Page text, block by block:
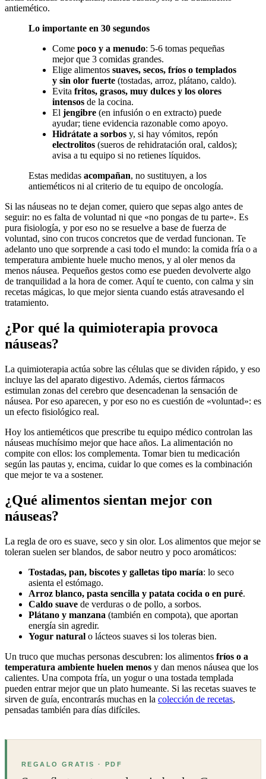
antiemético.
Lo importante en 30 segundos
Come poco y a menudo: 5-6 tomas pequeñas
mejor que 3 comidas grandes.
Elige alimentos suaves, secos, fríos o templados
y sin olor fuerte (tostadas, arroz, plátano, caldo).
Evita fritos, grasos, muy dulces y los olores
intensos de la cocina.
El jengibre (en infusión o en extracto) puede
ayudar; tiene evidencia razonable como apoyo.
Hidrátate a sorbos y, si hay vómitos, repón
electrolitos (sueros de rehidratación oral, caldos);
avisa a tu equipo si no retienes líquidos.
Estas medidas acompañan, no sustituyen, a los
antieméticos ni al criterio de tu equipo de oncología.
Si las náuseas no te dejan comer, quiero que sepas algo antes de
seguir: no es falta de voluntad ni que «no pongas de tu parte». Es
pura fisiología, y por eso no se resuelve a base de fuerza de
voluntad, sino con trucos concretos que de verdad funcionan. Te
adelanto uno que sorprende a casi todo el mundo: la comida fría o a
temperatura ambiente huele mucho menos, y al oler menos da
menos náusea. Pequeños gestos como ese pueden devolverte algo
de tranquilidad a la hora de comer. Aquí te cuento, con calma y sin
recetas mágicas, lo que mejor sienta cuando estás atravesando el
tratamiento.
¿Por qué la quimioterapia provoca
náuseas?
La quimioterapia actúa sobre las células que se dividen rápido, y eso
incluye las del aparato digestivo. Además, ciertos fármacos
estimulan zonas del cerebro que desencadenan la sensación de
náusea. Por eso aparecen, y por eso no es cuestión de «voluntad»: es
un efecto fisiológico real.
Hoy los antieméticos que prescribe tu equipo médico controlan las
náuseas muchísimo mejor que hace años. La alimentación no
compite con ellos: los complementa. Tomar bien tu medicación
según las pautas y, encima, cuidar lo que comes es la combinación
que mejor te va a sostener.
¿Qué alimentos sientan mejor con
náuseas?
La regla de oro es suave, seco y sin olor. Los alimentos que mejor se
toleran suelen ser blandos, de sabor neutro y poco aromáticos:
Tostadas, pan, biscotes y galletas tipo maría: lo seco
asienta el estómago.
Arroz blanco, pasta sencilla y patata cocida o en puré.
Caldo suave de verduras o de pollo, a sorbos.
Plátano y manzana (también en compota), que aportan
energía sin agredir.
Yogur natural o lácteos suaves si los toleras bien.
Un truco que muchas personas descubren: los alimentos fríos o a
temperatura ambiente huelen menos y dan menos náusea que los
calientes. Una compota fría, un yogur o una tostada templada
pueden entrar mejor que un plato humeante. Si las recetas suaves te
sirven de guía, encontrarás muchas en la colección de recetas,
pensadas también para días difíciles.
REGALO GRATIS · PDF